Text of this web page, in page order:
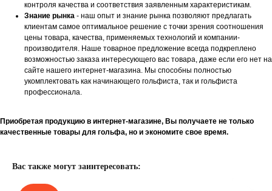
контроля качества и соответствия заявленным характеристикам.
Знание рынка - наш опыт и знание рынка позволяют предлагать
клиентам самое оптимальное решение с точки зрения соотношения
цены товара, качества, применяемых технологий и компании-
производителя. Наше товарное предложение всегда подкреплено
возможностью заказа интересующего вас товара, даже если его нет на
сайте нашего интернет-магазина. Мы способны полностью
укомплектовать как начинающего гольфиста, так и гольфиста
профессионала.
Приобретая продукцию в интернет-магазине, Вы получаете не только
качественные товары для гольфа, но и экономите свое время.
Вас также могут заинтересовать: